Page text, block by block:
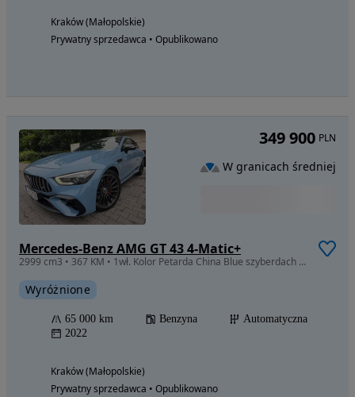
Kraków (Małopolskie)
Prywatny sprzedawca • Opublikowano
Mercedes-Benz AMG GT 43 4-Matic+
2999 cm3 • 367 KM • 1wł. Kolor Petarda China Blue szyberdach Akt. Wydech 360 Multibeam
Wyróżnione
65 000 km Benzyna
Automatyczna
2022
Kraków (Małopolskie)
Prywatny sprzedawca • Opublikowano
349 900 PLN
W granicach średniej